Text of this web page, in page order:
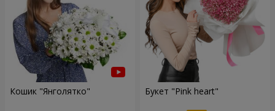
Кошик "Янголятко" Букет "Pink heart"